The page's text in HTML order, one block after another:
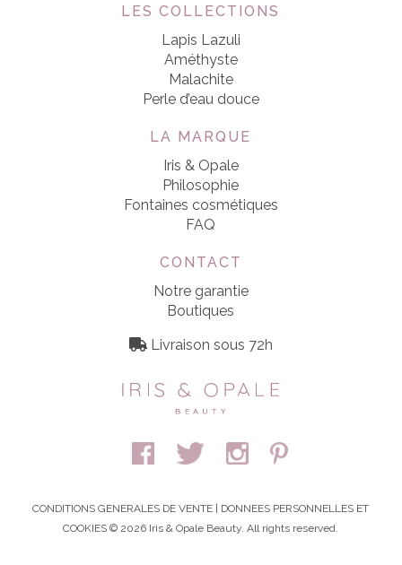
LES COLLECTIONS
Lapis Lazuli
Améthyste
Malachite
Perle d’eau douce
LA MARQUE
Iris & Opale
Philosophie
Fontaines cosmétiques
FAQ
CONTACT
Notre garantie
Boutiques
Livraison sous 72h
CONDITIONS GENERALES DE VENTE
DONNEES PERSONNELLES ET
COOKIES © 2026 Iris & Opale Beauty. All rights reserved.